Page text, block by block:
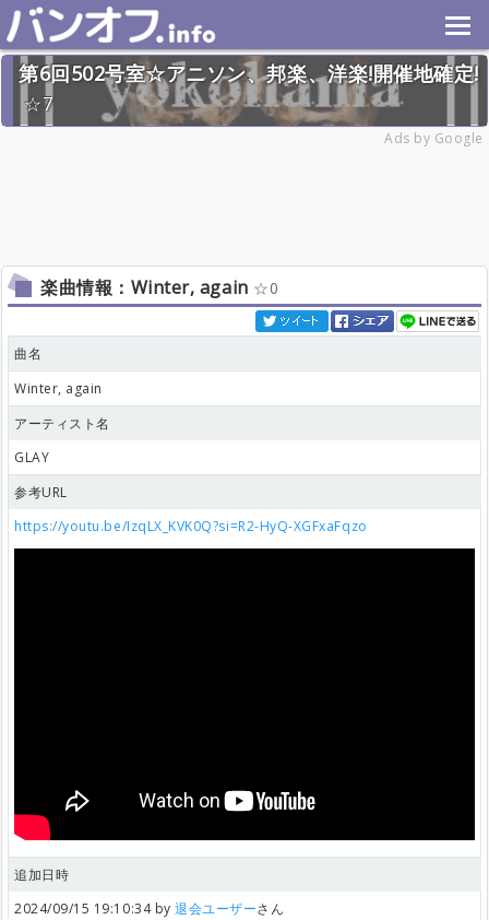
第6回502号室☆アニソン、邦楽、洋楽!開催地確定!
7
Ads by Google
楽曲情報：Winter, again 0
曲名
Winter, again
アーティスト名
GLAY
参考URL
https://youtu.be/IzqLX_KVK0Q?si=R2-HyQ-XGFxaFqzo
追加日時
2024/09/15 19:10:34 by退会ユーザーさん